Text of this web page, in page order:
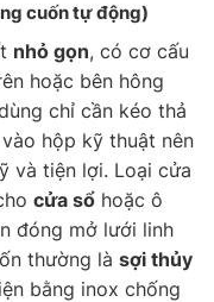
cuốn tự động)
nhỏ gọn, có cơ cấu
hoặc bên hông
chỉ cần kéo thả
hộp kỹ thuật nên
và tiện lợi. Loại cửa
cửa sổ hoặc ô
đóng mở lưới linh
thường là sợi thủy
bằng inox chống